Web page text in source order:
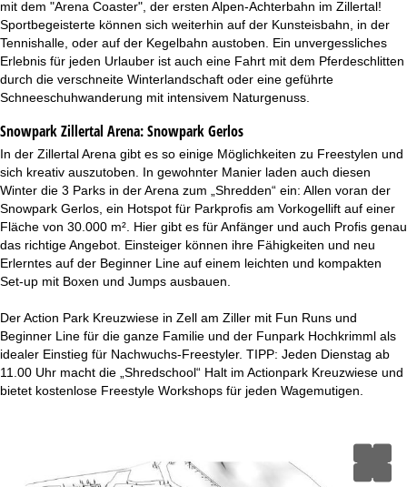
mit dem "Arena Coaster", der ersten Alpen-Achterbahn im Zillertal!
Sportbegeisterte können sich weiterhin auf der Kunsteisbahn, in der
Tennishalle, oder auf der Kegelbahn austoben. Ein unvergessliches
Erlebnis für jeden Urlauber ist auch eine Fahrt mit dem Pferdeschlitten
durch die verschneite Winterlandschaft oder eine geführte
Schneeschuhwanderung mit intensivem Naturgenuss.
Snowpark Zillertal Arena:Snowpark Gerlos
In der Zillertal Arena gibt es so einige Möglichkeiten zu Freestylen und
sich kreativ auszutoben. In gewohnter Manier laden auch diesen
Winter die 3 Parks in der Arena zum „Shredden“ ein: Allen voran der
Snowpark Gerlos, ein Hotspot für Parkprofis am Vorkogellift auf einer
Fläche von 30.000 m². Hier gibt es für Anfänger und auch Profis genau
das richtige Angebot. Einsteiger können ihre Fähigkeiten und neu
Erlerntes auf der Beginner Line auf einem leichten und kompakten
Set-up mit Boxen und Jumps ausbauen.
Der Action Park Kreuzwiese in Zell am Ziller mit Fun Runs und
Beginner Line für die ganze Familie und der Funpark Hochkrimml als
idealer Einstieg für Nachwuchs-Freestyler. TIPP: Jeden Dienstag ab
11.00 Uhr macht die „Shredschool“ Halt im Actionpark Kreuzwiese und
bietet kostenlose Freestyle Workshops für jeden Wagemutigen.